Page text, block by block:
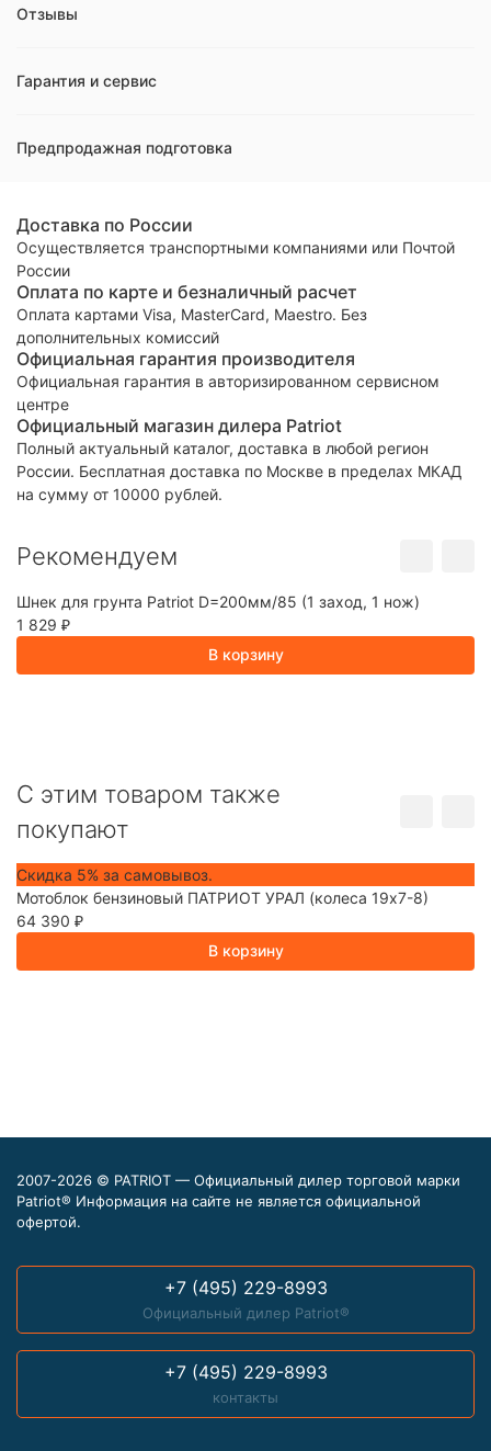
Отзывы
Гарантия и сервис
Предпродажная подготовка
Доставка по России
Осуществляется транспортными компаниями или Почтой
России
Оплата по карте и безналичный расчет
Оплата картами Visa, MasterCard, Maestro. Без
дополнительных комиссий
Официальная гарантия производителя
Официальная гарантия в авторизированном сервисном
центре
Официальный магазин дилера Patriot
Полный актуальный каталог, доставка в любой регион
России. Бесплатная доставка по Москве в пределах МКАД
на сумму от 10000 рублей.
Рекомендуем
Шнек для грунта Patriot D=200мм/85 (1 заход, 1 нож)
1 829 ₽
В корзину
C этим товаром также
покупают
Скидка 5% за самовывоз.
Мотоблок бензиновый ПАТРИОТ УРАЛ (колеса 19х7-8)
64 390 ₽
В корзину
2007-2026 © PATRIOT — Официальный дилер торговой марки
Patriot® Информация на сайте не является официальной
офертой.
+7 (495) 229-8993
Официальный дилер Patriot®
+7 (495) 229-8993
контакты